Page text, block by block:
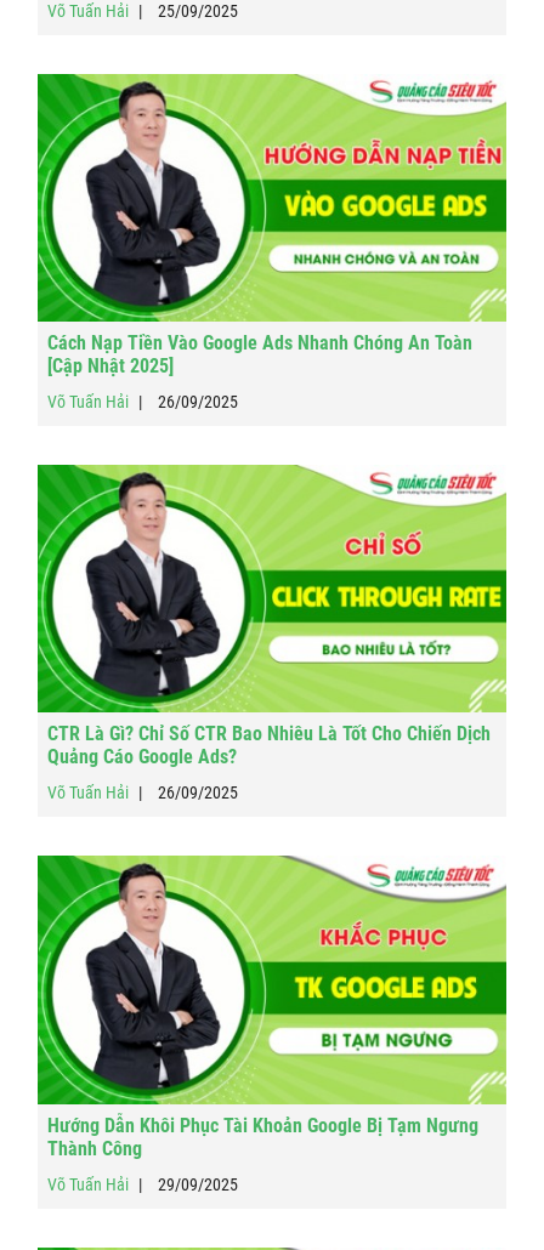
Võ Tuấn Hải 25/09/2025
Cách Nạp Tiền Vào Google Ads Nhanh Chóng An Toàn
[Cập Nhật 2025]
Võ Tuấn Hải 26/09/2025
CTR Là Gì? Chỉ Số CTR Bao Nhiêu Là Tốt Cho Chiến Dịch
Quảng Cáo Google Ads?
Võ Tuấn Hải 26/09/2025
Hướng Dẫn Khôi Phục Tài Khoản Google Bị Tạm Ngưng
Thành Công
Võ Tuấn Hải 29/09/2025